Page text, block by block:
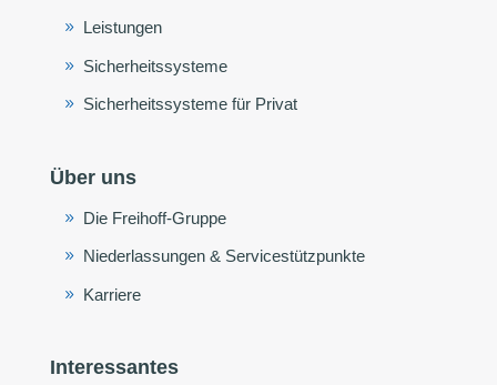
Leistungen
Sicherheitssysteme
Sicherheitssysteme für Privat
Über uns
Die Freihoff-Gruppe
Niederlassungen & Servicestützpunkte
Karriere
Interessantes